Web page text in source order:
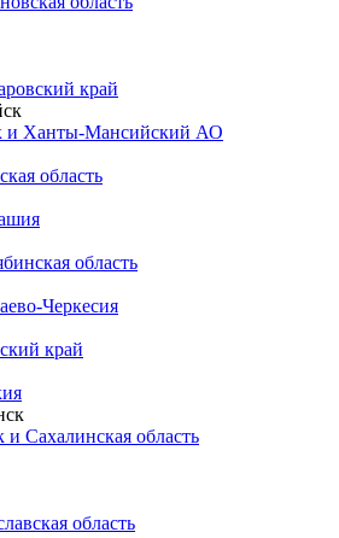
край
и Ханты-Мансийский АО
область
область
Черкесия
край
Сахалинская область
область